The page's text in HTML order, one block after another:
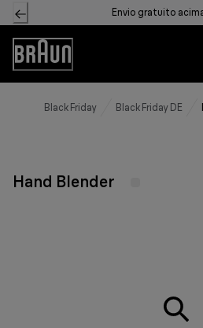
Skip
to
Content
Envio gratuito
Declaração
de
acessibilidade
Black Friday Black Friday DE
Hand Blender